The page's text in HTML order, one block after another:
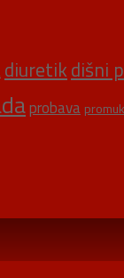
diuretikdišni
probava